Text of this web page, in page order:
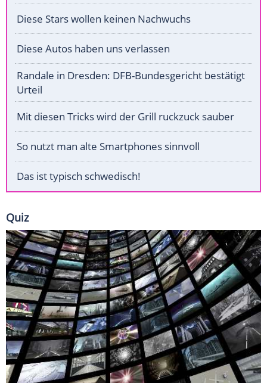
Diese Stars wollen keinen Nachwuchs
Diese Autos haben uns verlassen
Randale in Dresden: DFB-Bundesgericht bestätigt
Urteil
Mit diesen Tricks wird der Grill ruckzuck sauber
So nutzt man alte Smartphones sinnvoll
Das ist typisch schwedisch!
Quiz